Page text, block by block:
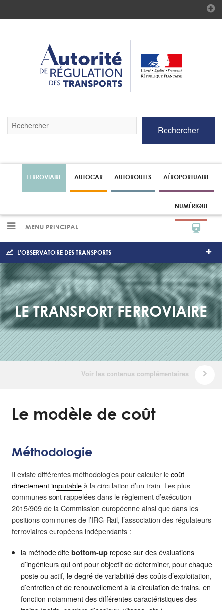
par
pour
recherche
Rechercher
FERROVIAIRE AUTOCAR AUTOROUTES AÉROPORTUAIRE
NUMÉRIQUE
MENU PRINCIPAL
L'OBSERVATOIRE DES TRANSPORTS
LE TRANSPORT FERROVIAIRE
Le modèle de coût
Méthodologie
Il existe différentes méthodologies pour calculer lecoût
directement imputableà la circulation d’un train. Les plus
communes sont rappelées dans le règlement d’exécution
2015/909 de la Commission européenne ainsi que dans les
positions communes de l’IRG-Rail, l’association des régulateurs
ferroviaires européens indépendants :
la méthode dite bottom-uprepose sur des évaluations
d’ingénieurs qui ont pour objectif de déterminer, pour chaque
poste ou actif, le degré de variabilité des coûts d’exploitation,
d’entretien et de renouvellement à la circulation de trains, en
fonction notamment des différentes caractéristiques des